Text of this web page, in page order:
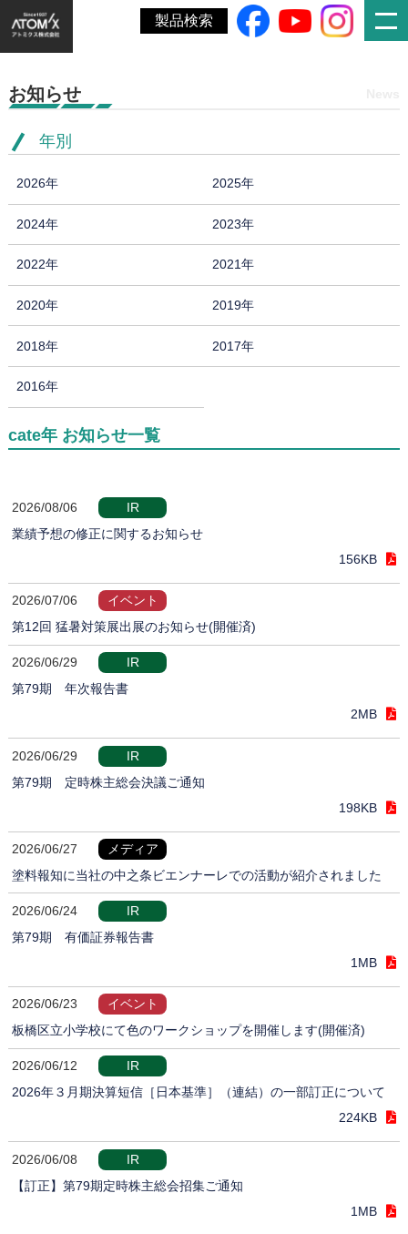
製品検索
ホーム»
お知らせ
年別
2026年 2025年
2024年 2023年
2022年 2021年
2020年 2019年
2018年 2017年
2016年
cate年 お知らせ一覧
2026/08/06
IR
業績予想の修正に関するお知らせ
156KB
2026/07/06
イベント
第12回 猛暑対策展出展のお知らせ(開催済)
2026/06/29
IR
第79期 年次報告書
2MB
2026/06/29
IR
第79期 定時株主総会決議ご通知
198KB
2026/06/27
メディア
塗料報知に当社の中之条ビエンナーレでの活動が紹介されました
2026/06/24
IR
第79期 有価証券報告書
1MB
2026/06/23
イベント
板橋区立小学校にて色のワークショップを開催します(開催済)
2026/06/12
IR
2026年３月期決算短信［日本基準］（連結）の一部訂正について
224KB
2026/06/08
IR
【訂正】第79期定時株主総会招集ご通知
1MB